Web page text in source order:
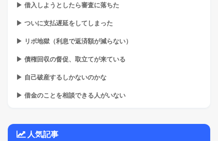
▶ 借入しようとしたら審査に落ちた
▶ ついに支払遅延をしてしまった
▶ リボ地獄（利息で返済額が減らない）
▶ 債権回収の督促、取立てが来ている
▶ 自己破産するしかないのかな
▶ 借金のことを相談できる人がいない
人気記事